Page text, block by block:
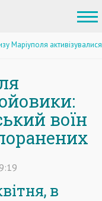
Маріуполя
воїн
в